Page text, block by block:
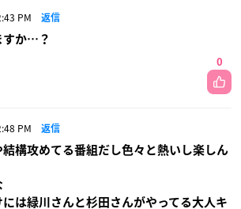
PM 返信
すか…？
0
PM 返信
構攻めてる番組だし色々と熱いし楽しん
は緑川さんと杉田さんがやってる大人キ